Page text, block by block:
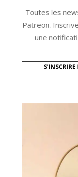
Toutes les
Patreon.
une
S'INSCRIRE